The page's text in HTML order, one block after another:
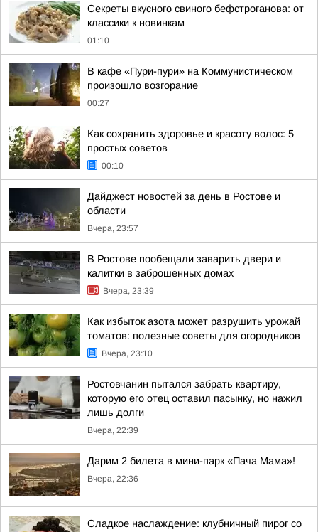
Секреты вкусного свиного бефстроганова: от
классики к новинкам
01:10
В кафе «Пури-пури» на Коммунистическом
произошло возгорание
00:27
Как сохранить здоровье и красоту волос: 5
простых советов
00:10
Дайджест новостей за день в Ростове и
области
Вчера, 23:57
В Ростове пообещали заварить двери и
калитки в заброшенных домах
Вчера, 23:39
Как избыток азота может разрушить урожай
томатов: полезные советы для огородников
Вчера, 23:10
Ростовчанин пытался забрать квартиру,
которую его отец оставил пасынку, но нажил
лишь долги
Вчера, 22:39
Дарим 2 билета в мини-парк «Пача Мама»!
Вчера, 22:36
Сладкое наслаждение: клубничный пирог со